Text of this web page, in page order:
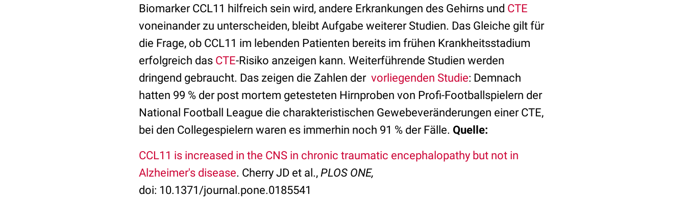
Biomarker CCL11 hilfreich sein wird, andere Erkrankungen des Gehirns und CTE
voneinander zu unterscheiden, bleibt Aufgabe weiterer Studien. Das Gleiche gilt für
die Frage, ob CCL11 im lebenden Patienten bereits im frühen Krankheitsstadium
erfolgreich das CTE-Risiko anzeigen kann. Weiterführende Studien werden
dringend gebraucht. Das zeigen die Zahlen der vorliegenden Studie: Demnach
hatten 99 % der post mortem getesteten Hirnproben von Profi-Footballspielern der
National Football League die charakteristischen Gewebeveränderungen einer CTE,
bei den Collegespielern waren es immerhin noch 91 % der Fälle. Quelle:
CCL11 is increased in the CNS in chronic traumatic encephalopathy but not in
Alzheimer's disease. Cherry JD et al., PLOS ONE,
doi: 10.1371/journal.pone.0185541